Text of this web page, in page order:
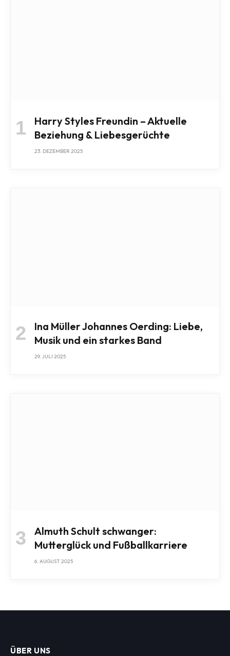
Harry Styles Freundin – Aktuelle
Beziehung & Liebesgerüchte
23. DEZEMBER 2025
Ina Müller Johannes Oerding: Liebe,
Musik und ein starkes Band
29. JULI 2025
Almuth Schult schwanger:
Mutterglück und Fußballkarriere
6. AUGUST 2025
ÜBER UNS